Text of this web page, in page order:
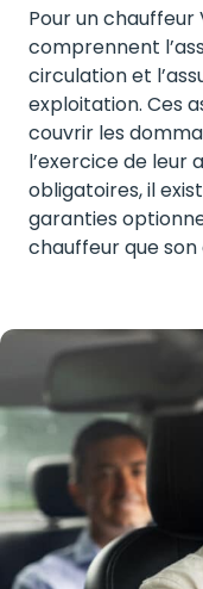
Pour un chauffeur
comprennent
circulation et
exploitation. Ces
couvrir les
l’exercice de leur
obligatoires, il
garanties
chauffeur que